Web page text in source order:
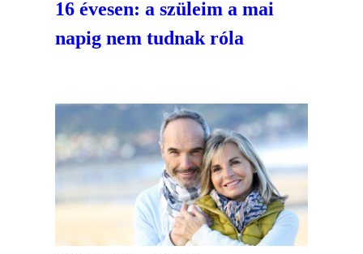
16 évesen: a szüleim a mai
napig nem tudnak róla